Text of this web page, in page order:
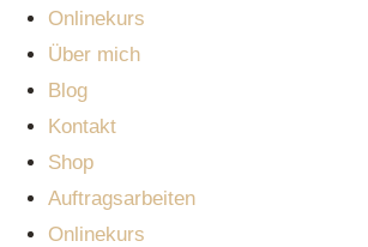
Onlinekurs
Über mich
Blog
Kontakt
Shop
Auftragsarbeiten
Onlinekurs